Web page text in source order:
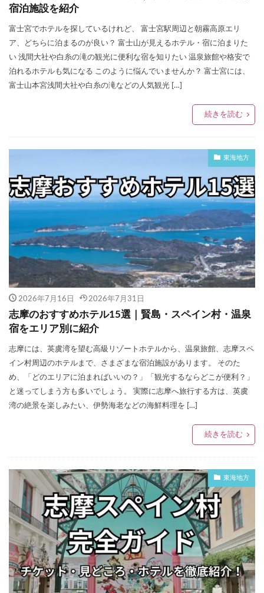
宿泊施設を紹介
富士宮でホテルを探しているけれど、 富士宮駅周辺と朝霧高原エリ
ア、どちらに泊まるのが良い？ 富士山が見えるホテル・宿に泊まりた
い 浅間大社や白糸の滝の観光に便利な宿を知りたい 温泉旅館や格安で
泊れるホテルも気になる このように悩んでいませんか？ 富士宮には、
富士山本宮浅間大社や白糸の滝などの人気観光 […]
続きを読む
東海地方
2026年7月16日 2026年7月31日
志摩のおすすめホテル15選｜賢島・スペイン村・温泉
宿をエリア別に紹介
志摩には、英虞湾を望む高級リゾートホテルから、温泉旅館、志摩スペ
イン村周辺のホテルまで、さまざまな宿泊施設があります。 そのた
め、「どのエリアに泊まればいいの？」「観光するならどこが便利？」
と迷ってしまう方も多いでしょう。 実際に志摩へ旅行する方は、英虞
湾の絶景を楽しみたい、伊勢海老などの海鮮料理を […]
続きを読む
東海地方